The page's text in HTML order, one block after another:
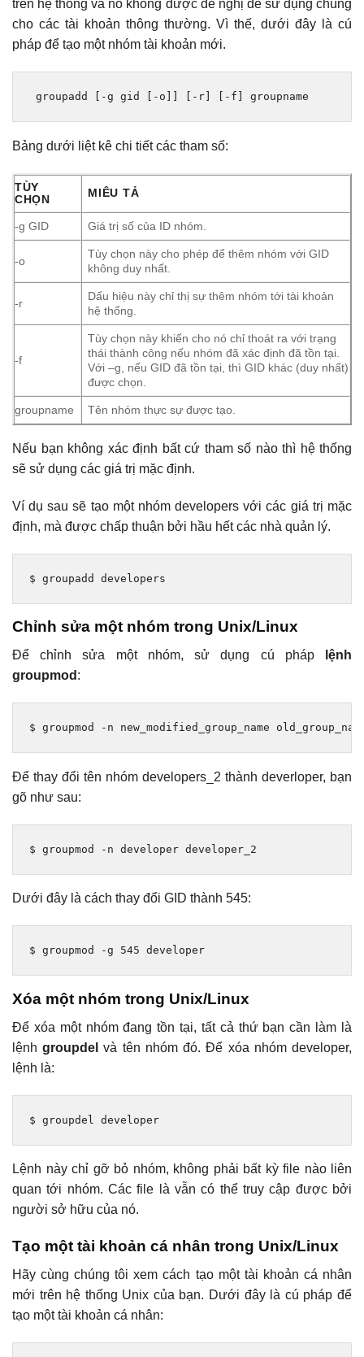
trên hệ thống và nó không được đề nghị để sử dụng chúng
cho các tài khoản thông thường. Vì thế, dưới đây là cú
pháp để tạo một nhóm tài khoản mới.
groupadd [-g gid [- o [- r [- f groupname
Bảng dưới liệt kê chi tiết các tham số:
TÙY
CHỌN
MIÊU TẢ
-g GID Giá trị số của ID nhóm.
-o
Tùy chọn này cho phép để thêm nhóm với GID
không duy nhất.
-r
Dấu hiệu này chỉ thị sự thêm nhóm tới tài khoản
hệ thống.
-f
Tùy chọn này khiến cho nó chỉ thoát ra với trạng
thái thành công nếu nhóm đã xác định đã tồn tại.
Với –g, nếu GID đã tồn tại, thì GID khác (duy nhất)
được chọn.
groupname Tên nhóm thực sự được tạo.
Nếu bạn không xác định bất cứ tham số nào thì hệ thống
sẽ sử dụng các giá trị mặc định.
Ví dụ sau sẽ tạo một nhóm developers với các giá trị mặc
định, mà được chấp thuận bởi hầu hết các nhà quản lý.
$ groupadd developers
Chỉnh sửa một nhóm trong Unix/Linux
Để chỉnh sửa một nhóm, sử dụng cú pháplệnh
groupmod :
$ groupmod - n new_modified_group_name
Để thay đổi tên nhóm developers_2 thành deverloper, bạn
gõ như sau:
$ groupmod - n developer developer_2
Dưới đây là cách thay đổi GID thành 545:
$ groupmod -g 545 developer
Xóa một nhóm trong Unix/Linux
Để xóa một nhóm đang tồn tại, tất cả thứ bạn cần làm là
lệnh groupdel và tên nhóm đó. Để xóa nhóm developer,
lệnh là:
$ groupdel developer
Lệnh này chỉ gỡ bỏ nhóm, không phải bất kỳ file nào liên
quan tới nhóm. Các file là vẫn có thể truy cập được bởi
người sở hữu của nó.
Tạo một tài khoản cá nhân trong Unix/Linux
Hãy cùng chúng tôi xem cách tạo một tài khoản cá nhân
mới trên hệ thống Unix của bạn. Dưới đây là cú pháp để
tạo một tài khoản cá nhân: